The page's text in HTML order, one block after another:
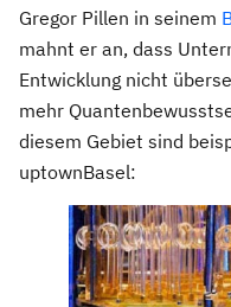
Gregor Pillen in seinem
mahnt er an, dass
Entwicklung nicht
mehr
diesem Gebiet sind
uptownBasel: